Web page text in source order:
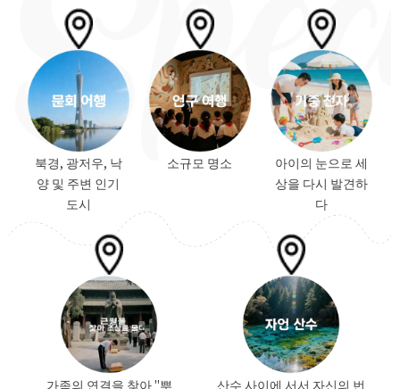
북경, 광저우, 낙
양 및 주변 인기
도시
소규모 명소
아이의 눈으로 세
상을 다시 발견하
다
가족의 연결을 찾아 "뿌 산수 사이에 서서 자신의 번